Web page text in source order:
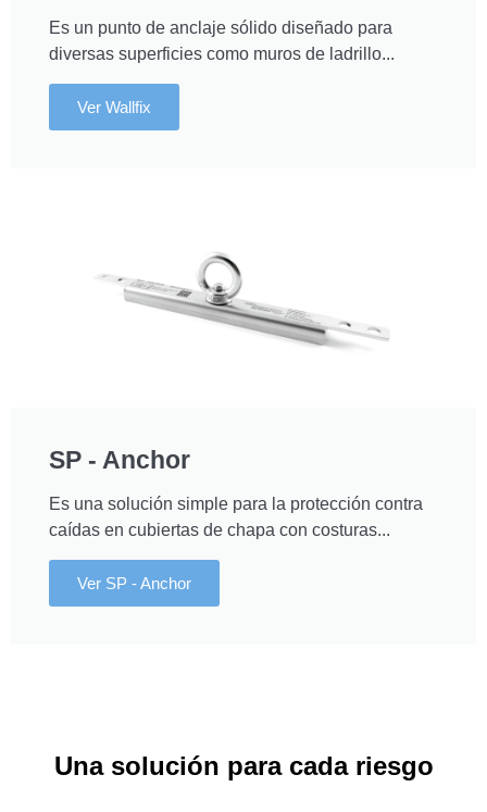
Es un punto de anclaje sólido diseñado para
diversas superficies como muros de ladrillo...
Ver Wallfix
SP - Anchor
Es una solución simple para la protección contra
caídas en cubiertas de chapa con costuras...
Ver SP - Anchor
Una solución para cada riesgo